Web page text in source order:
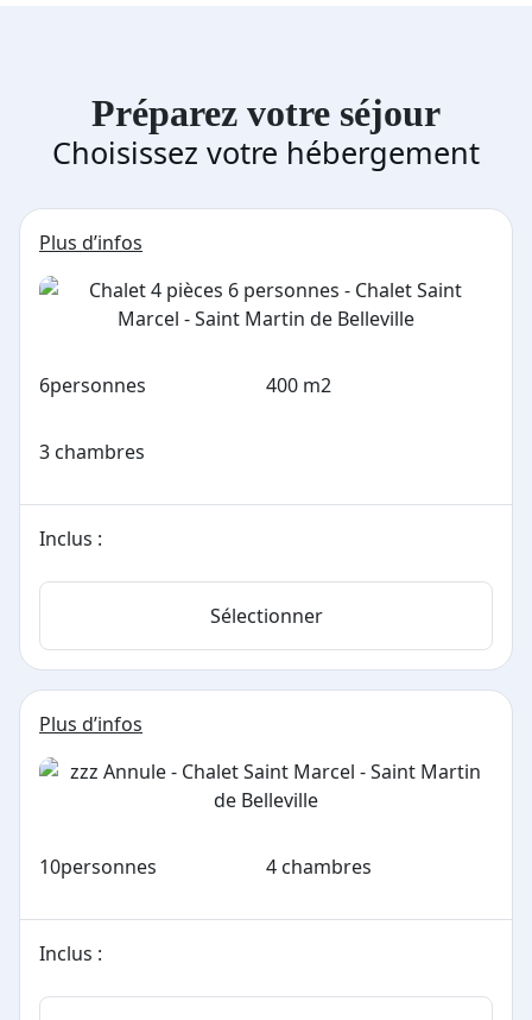
Préparez votre séjour
Choisissez votre hébergement
Plus d’infos
6personnes 400 m2
3 chambres
Inclus :
Sélectionner
Plus d’infos
10personnes 4 chambres
Inclus :